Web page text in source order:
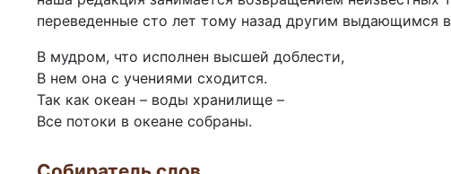
переведенные сто лет тому назад другим
В мудром, что исполнен высшей доблести,
В нем она с учениями сходится.
Так как океан – воды хранилище –
Все потоки в океане собраны.